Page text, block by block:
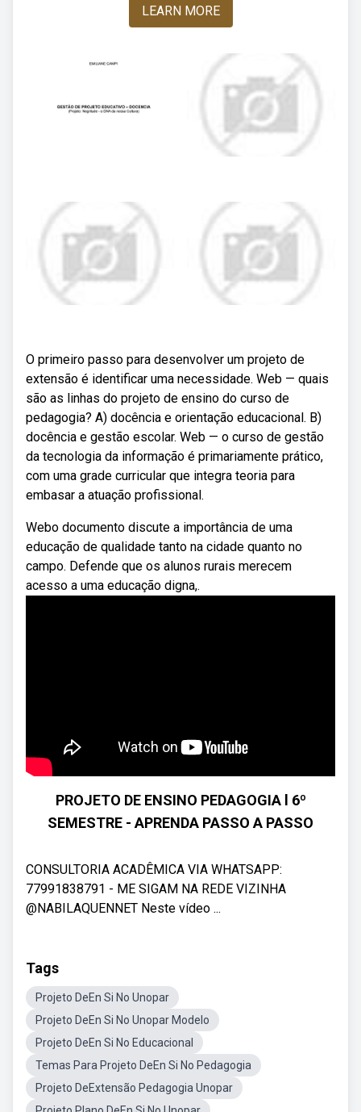
LEARN MORE
O primeiro passo para desenvolver um projeto de
extensão é identificar uma necessidade. Web — quais
são as linhas do projeto de ensino do curso de
pedagogia? A) docência e orientação educacional. B)
docência e gestão escolar. Web — o curso de gestão
da tecnologia da informação é primariamente prático,
com uma grade curricular que integra teoria para
embasar a atuação profissional.
Webo documento discute a importância de uma
educação de qualidade tanto na cidade quanto no
campo. Defende que os alunos rurais merecem
acesso a uma educação digna,.
PROJETO DE ENSINO PEDAGOGIA l 6º
SEMESTRE - APRENDA PASSO A PASSO
CONSULTORIA ACADÊMICA VIA WHATSAPP:
77991838791 - ME SIGAM NA REDE VIZINHA
@NABILAQUENNET Neste vídeo ...
Tags
Projeto DeEn Si No Unopar
Projeto DeEn Si No Unopar Modelo
Projeto DeEn Si No Educacional
Temas Para Projeto DeEn Si No Pedagogia
Projeto DeExtensão Pedagogia Unopar